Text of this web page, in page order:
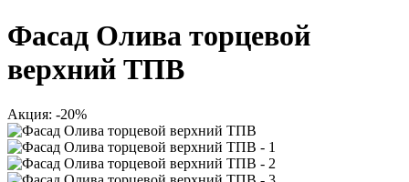
Фасад Олива торцевой
верхний ТПВ
Акция: -20%